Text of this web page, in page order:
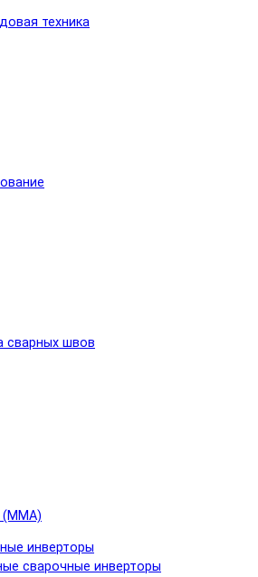
техника
сварных швов
инверторы
сварочные инверторы